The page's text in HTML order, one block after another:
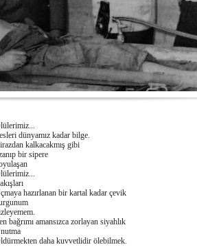
dünyamız kadar bilge.
kalkacakmış gibi
bir sipere
hazırlanan bir kartal kadar çevik
bağrımı amansızca zorlayan siyahlık
daha kuvvetlidir ölebilmek.